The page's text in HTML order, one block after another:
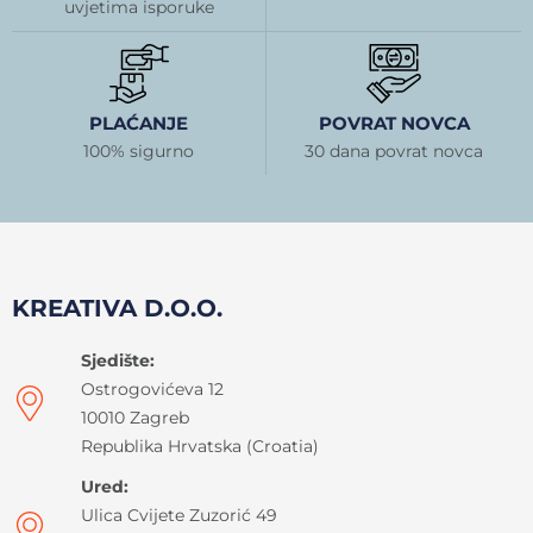
uvjetima isporuke
PLAĆANJE
100% sigurno
POVRAT NOVCA
30 dana povrat novca
KREATIVA D.O.O.
Sjedište:
Ostrogovićeva 12
10010 Zagreb
Republika Hrvatska (Croatia)
Ured:
Ulica Cvijete Zuzorić 49